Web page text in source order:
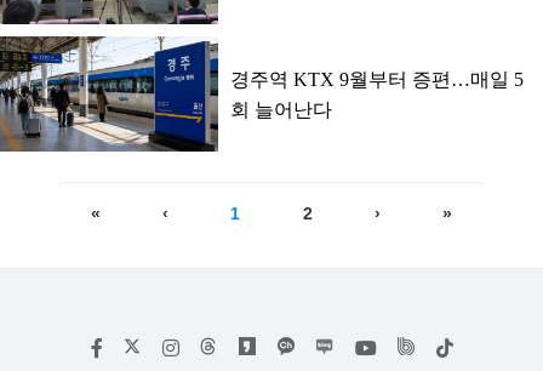
경주역 KTX 9월부터 증편…매일 5
회 늘어난다
« ‹ 1 2 › »
페
인
위
틱